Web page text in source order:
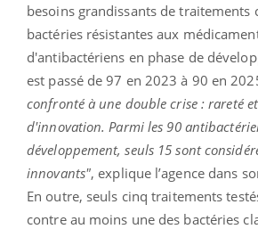
besoins grandissants de traitements
bactéries résistantes aux
d'antibactériens en phase de
est passé de 97 en 2023 à 90 en
confronté à une double crise : rareté
d'innovation. Parmi les 90
développement, seuls 15 sont
innovants", explique l’agence dans
En outre, seuls cinq traitements
contre au moins une des bactéries